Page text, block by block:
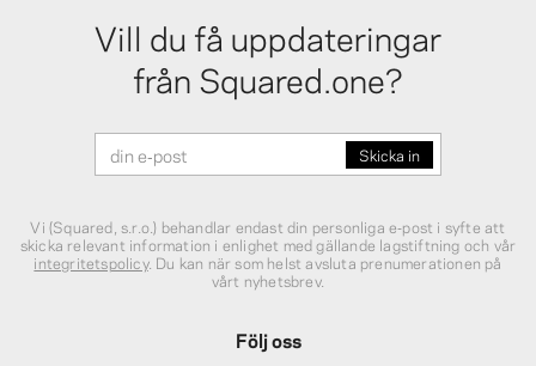
Vill du få uppdateringar
från Squared.one?
Vi (Squared, s.r.o.) behandlar endast din personliga e‑post i syfte att
skicka relevant information i enlighet med gällande lagstiftning och vår
integritetspolicy. Du kan när som helst avsluta prenumerationen på
vårt nyhetsbrev.
Följ oss